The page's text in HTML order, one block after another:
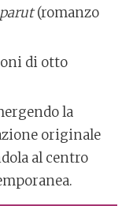
(romanzo
di otto
la
originale
al centro